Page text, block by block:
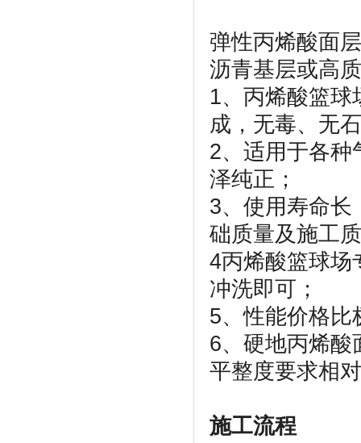
弹性丙烯酸面
沥青基层或高
1、丙烯酸篮球
成，无毒、无
2、适用于各种
泽纯正；
3、使用寿命长
础质量及施工
4丙烯酸篮球场
冲洗即可；
5、性能价格比
6、硬地丙烯酸
平整度要求相
施工流程